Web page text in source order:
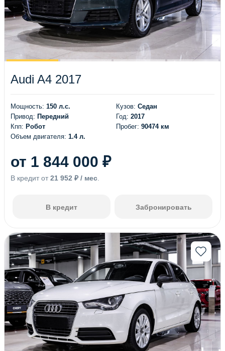
Audi A4 2017
Мощность: 150 л.с.
Привод: Передний
Кпп: Робот
Объем двигателя: 1.4 л.
Кузов: Седан
Год: 2017
Пробег: 90474 км
от 1 844 000 ₽
В кредит от 21 952 ₽ / мес
В кредит Забронировать